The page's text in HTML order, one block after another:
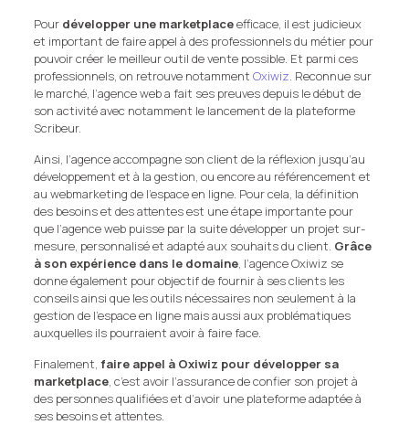
Pour développer une marketplaceefficace, il est judicieux
et important de faire appel à des professionnels du métier pour
pouvoir créer le meilleur outil de vente possible. Et parmi ces
professionnels, on retrouve notamment Oxiwiz. Reconnue sur
le marché, l’agence web a fait ses preuves depuis le début de
son activité avec notamment le lancement de la plateforme
Scribeur.
Ainsi, l’agence accompagne son client de la réflexion jusqu’au
développement et à la gestion, ou encore au référencement et
au webmarketing de l’espace en ligne. Pour cela, la définition
des besoins et des attentes est une étape importante pour
que l’agence web puisse par la suite développer un projet sur-
mesure, personnalisé et adapté aux souhaits du client. Grâce
à son expérience dans le domaine, l’agence Oxiwiz se
donne également pour objectif de fournir à ses clients les
conseils ainsi que les outils nécessaires non seulement à la
gestion de l’espace en ligne mais aussi aux problématiques
auxquelles ils pourraient avoir à faire face.
Finalement, faire appel à Oxiwiz pour développer sa
marketplace, c’est avoir l’assurance de confier son projet à
des personnes qualifiées et d’avoir une plateforme adaptée à
ses besoins et attentes.